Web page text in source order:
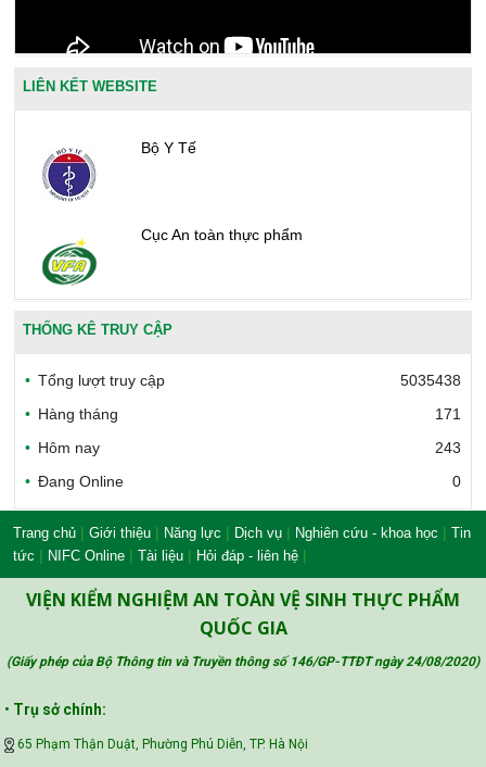
LIÊN KẾT WEBSITE
Bộ Y Tế
Cục An toàn thực phẩm
Văn phòng công nhận chất lượng
Công đoàn Y tế Việt Nam
Safe Food for Growth Project (SAFEGRO)
Vietnam Center for Food Safety Risk
THỐNG KÊ TRUY CẬP
Tổng lượt truy cập
5035438
Hàng tháng
171
Hôm nay
243
Đang Online
0
Trang chủ | Giới thiệu | Năng lực | Dịch vụ | Nghiên cứu - khoa học | Tin
tức | NIFC Online | Tài liệu | Hỏi đáp - liên hệ |
VIỆN KIỂM NGHIỆM AN TOÀN VỆ SINH THỰC PHẨM
QUỐC GIA
(Giấy phép của Bộ Thông tin và Truyền thông số 146/GP-TTĐT ngày 24/08/2020)
• Trụ sở chính:
65 Phạm Thận Duật, Phường Phú Diễn, TP. Hà Nội